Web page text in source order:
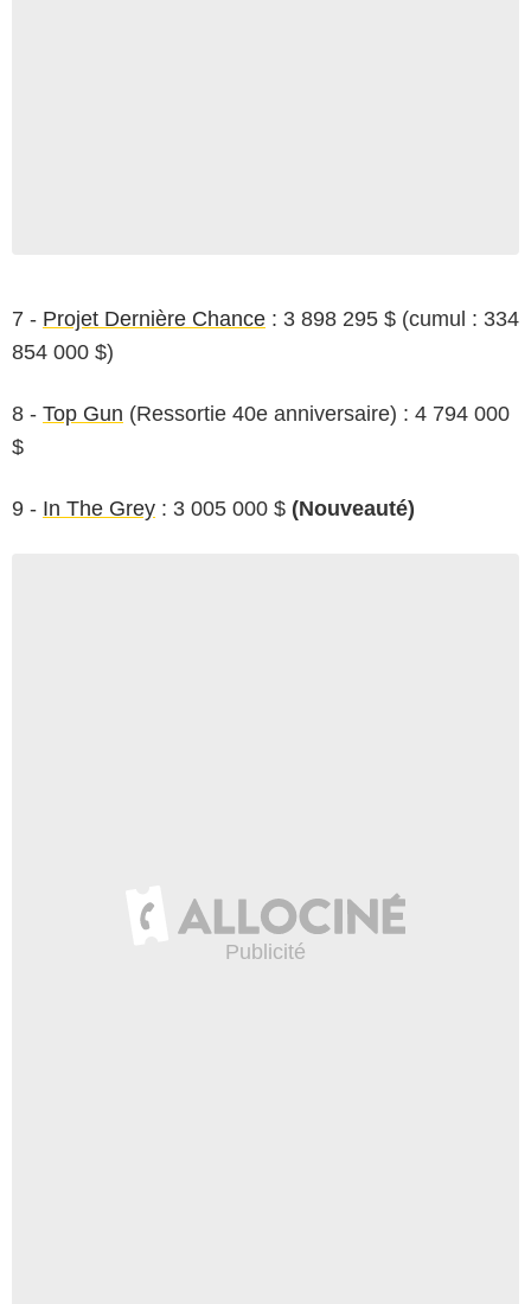
7 - Projet Dernière Chance : 3 898 295 $ (cumul : 334
854 000 $)
8 - Top Gun (Ressortie 40e anniversaire) : 4 794 000
$
9 - In The Grey : 3 005 000 $ (Nouveauté)